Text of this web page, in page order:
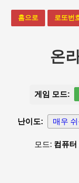
홈으로 로또번
온
게임 모드:
난이도: 매우
모드: 컴퓨터